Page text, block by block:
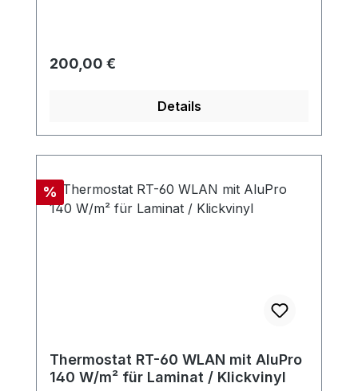
Regulärer Preis:
200,00 €
Details
Rabatt
%
Thermostat RT-60 WLAN mit AluPro
140 W/m² für Laminat / Klickvinyl